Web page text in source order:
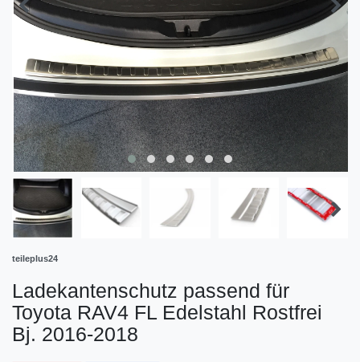
teileplus24
Ladekantenschutz passend für
Toyota RAV4 FL Edelstahl Rostfrei
Bj. 2016-2018